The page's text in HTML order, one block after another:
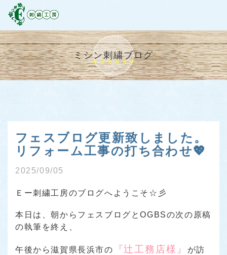
ミシン刺繍ブログ
フェスブログ更新致しました。
リフォーム工事の打ち合わせ💖
2025/09/05
Ｅー刺繍工房のブログへようこそ☆彡
本日は、朝からフェスブログとOGBSの次の原稿
の執筆を終え、
午後から滋賀県長浜市の 『辻工務店様』
が訪